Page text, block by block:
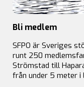
Bli medlem
SFPO är Sveriges
runt 250
Strömstad till
från under 5 meter